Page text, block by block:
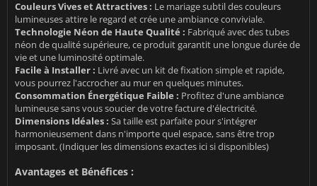
Couleurs Vives et Attractives : Le mariage subtil des couleurs
lumineuses attire le regard et crée une ambiance conviviale.
Technologie Néon de Haute Qualité : Fabriqué avec des tubes
néon de qualité supérieure, ce produit garantit une longue durée de
vie et une luminosité optimale.
Facile à Installer : Livré avec un kit de fixation simple et rapide,
vous pourrez l'accrocher au mur en quelques minutes.
Consommation Énergétique Faible : Profitez d'une ambiance
lumineuse sans vous soucier de votre facture d'électricité.
Dimensions Idéales : Sa taille est parfaite pour s'intégrer
harmonieusement dans n'importe quel espace, sans être trop
imposant. (Indiquer les dimensions exactes ici si disponibles)
Avantages et Bénéfices :